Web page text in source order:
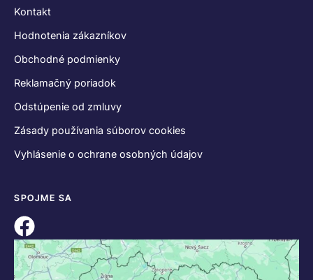
Kontakt
Hodnotenia zákazníkov
Obchodné podmienky
Reklamačný poriadok
Odstúpenie od zmluvy
Zásady používania súborov cookies
Vyhlásenie o ochrane osobných údajov
SPOJME SA